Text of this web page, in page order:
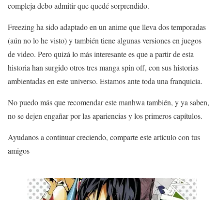
compleja debo admitir que quedé sorprendido.
Freezing ha sido adaptado en un anime que lleva dos temporadas
(aún no lo he visto) y también tiene algunas versiones en juegos
de video. Pero quizá lo más interesante es que a partir de esta
historia han surgido otros tres manga spin off, con sus historias
ambientadas en este universo. Estamos ante toda una franquicia.
No puedo más que recomendar este manhwa también, y ya saben,
no se dejen engañar por las apariencias y los primeros capítulos.
Ayudanos a continuar creciendo, comparte este artículo con tus
amigos